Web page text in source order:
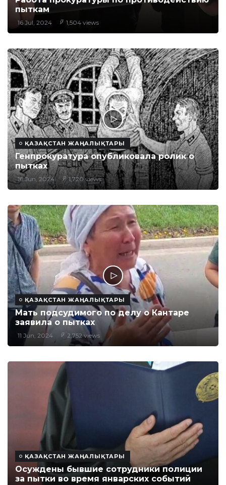
пыткам
16 Jul, 2024 1,504 views
ҚАЗАҚСТАН ЖАҢАЛЫҚТАРЫ
Генпрокуратура опубликовала ролик о
пытках
16 Jun, 2024 1,720 views
ҚАЗАҚСТАН ЖАҢАЛЫҚТАРЫ
Мать подсудимого по делу о Кантаре
заявила о пытках
11 Jun, 2024 2,752 views
ҚАЗАҚСТАН ЖАҢАЛЫҚТАРЫ
Осуждены бывшие сотрудники полиции
за пытки во время январских событий